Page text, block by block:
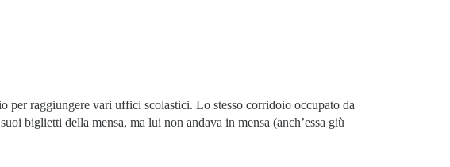
raggiungere vari uffici scolastici. Lo stesso corridoio occupato da
biglietti della mensa, ma lui non andava in mensa (anch’essa giù